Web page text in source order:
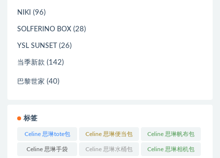
NIKI (96)
SOLFERINO BOX (28)
YSL SUNSET (26)
当季新款 (142)
巴黎世家 (40)
标签
Celine 思琳tote包
(23)
Celine 思琳便当包
(14)
Celine 思琳帆布包
(18)
Celine 思琳手袋 Celine 思琳水桶包 Celine 思琳相机包